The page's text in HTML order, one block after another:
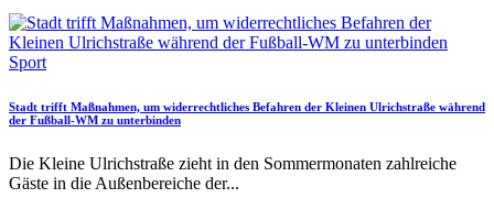
Sport
Stadt trifft Maßnahmen, um widerrechtliches Befahren der Kleinen Ulrichstraße während
der Fußball-WM zu unterbinden
Die Kleine Ulrichstraße zieht in den Sommermonaten zahlreiche
Gäste in die Außenbereiche der...